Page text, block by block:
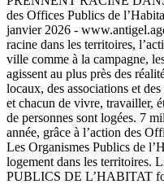
des Offices Publics de
janvier 2026 -
racine dans les territoires,
ville comme à la campagne,
agissent au plus près des
locaux, des associations et
et chacun de vivre, travailler,
de personnes sont logées. 7
année, grâce à l’action des
Les Organismes Publics de
logement dans les
PUBLICS DE L’HABITAT